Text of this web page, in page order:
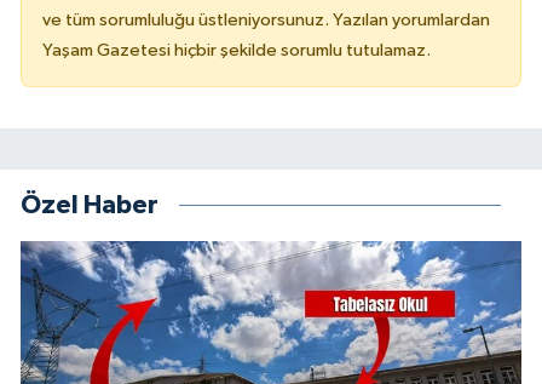
ve tüm sorumluluğu üstleniyorsunuz. Yazılan yorumlardan
Yaşam Gazetesi hiçbir şekilde sorumlu tutulamaz.
Özel Haber